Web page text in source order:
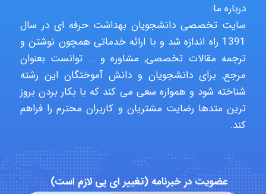
abolfazlkoshehe
abolfazlkoshehe
fatima
درباره ما:
سایت تخصصی دانشجویان بهداشت حرفه ای در سال
1391 راه اندازه شد و با ارائه خدماتی همچون نوشتن و
ترجمه مقالات تخصصی, مشاوره و … توانست بعنوان
مرجع, برای دانشجویان و دانش آموختگان این رشته
شناخته شود و همواره سعی می کند که با بکار بردن بروز
ترین متدها رضایت مشتریان و کاربران محترم را فراهم
کند.
عضویت در خبرنامه (تغییر ای پی لازم است)